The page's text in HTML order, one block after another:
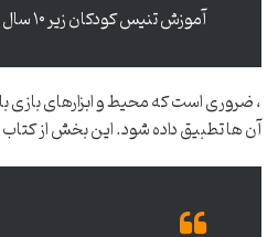
آموزش تنیس کودکان زیر ۱۰ سال
، ضروری است که محیط و ابزارهای
آن ها تطبیق داده شود. این بخش از کتاب